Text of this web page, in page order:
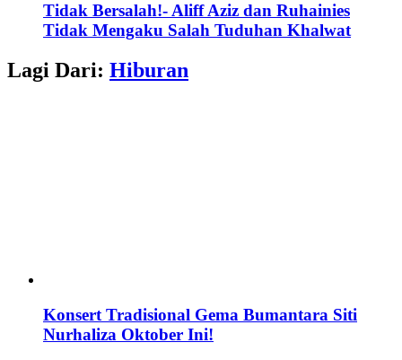
Tidak Bersalah!- Aliff Aziz dan Ruhainies
Tidak Mengaku Salah Tuduhan Khalwat
Lagi Dari: Hiburan
Konsert Tradisional Gema Bumantara Siti
Nurhaliza Oktober Ini!